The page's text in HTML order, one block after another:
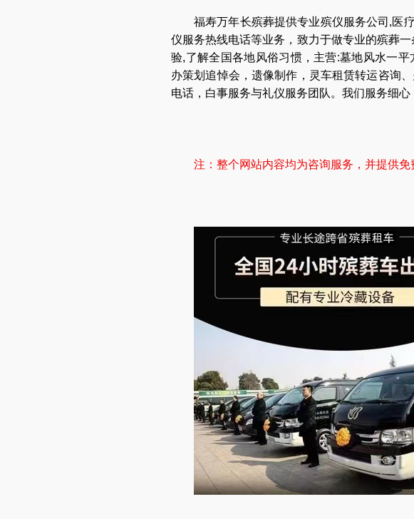
福寿万年长殡葬提供专业殡仪服务公司 ,医
仪服务热线电话等业务，致力于做专业的殡葬一
验,了解全国各地风俗习惯，主营:墓地风水一平
办策划追悼会 ， 遗像制作 ， 灵车租赁转运咨询
电话 ， 白事服务与礼仪服务团队 。我们服务细心
注：整个网站内容均为咨询服务，并提供